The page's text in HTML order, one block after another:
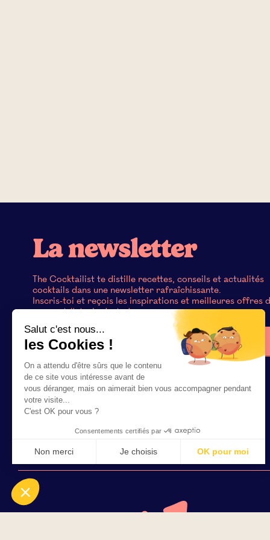
La newsletter
The Cocktailist te distille recettes, conseils et actualités
cocktails dans une newsletter rafraîchissante.
Inscris-toi et reçois les inspirations et meilleures offres
moment #stayhydrated
Salut c'est nous...
les Cookies !
On a attendu d'être sûrs que le contenu
de ce site vous intéresse avant de
vous déranger, mais on aimerait bien vous accompagner pendant
votre visite...
C'est OK pour vous ?
Consentements certifiés par
Non merci Je choisis OK pour moi
Axeptio consent
Plateforme de Gestion du Consentement : Personnalisez
Notre plateforme vous permet d'adapter et de gérer vos